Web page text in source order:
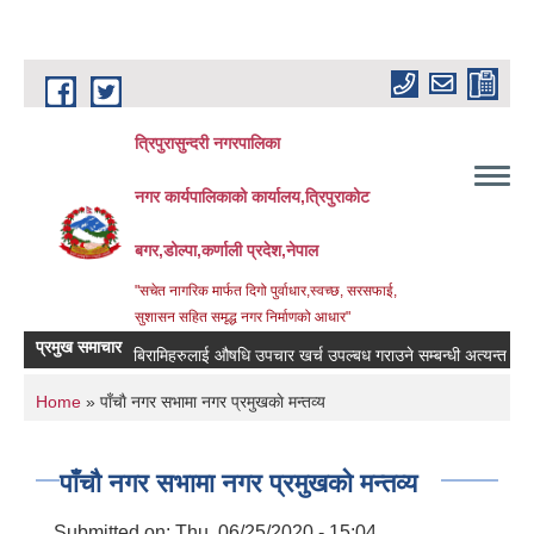
Skip to main content
त्रिपुरासुन्दरी नगरपालिका
नगर कार्यपालिकाको कार्यालय,त्रिपुराकोट
बगर,डोल्पा,कर्णाली प्रदेश,नेपाल
"सचेत नागरिक मार्फत दिगो पुर्वाधार,स्वच्छ, सरसफाई,
सुशासन सहित समृद्ध नगर निर्माणको आधार"
प्रमुख समाचारबिरामिहरुलाई ‍‌औषधि उपचार खर्च उपल्बध गराउने सम्बन्धी अत्यन्त जरुरी
You are here
Home » पाँचाै नगर सभामा नगर प्रमुखकाे मन्तव्य
पाँचाै नगर सभामा नगर प्रमुखकाे मन्तव्य